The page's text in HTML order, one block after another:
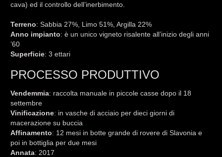
cava) ed il controllo dell’inerbimento.
Terreno: Sabbia 27%, Limo 51%, Argilla 22%
Anno impianto: è un unico vigneto risalente all’inizio degli anni
’60
Superficie: 3 ettari
PROCESSO PRODUTTIVO
Vendemmia: raccolta manuale in piccole casse dopo il 18
settembre
Vinificazione: in vasche di acciaio per dieci giorni di
macerazione su buccia
Affinamento: 12 mesi in botte grande di rovere di Slavonia e
poi in bottiglia per due mesi
Annata: 2017